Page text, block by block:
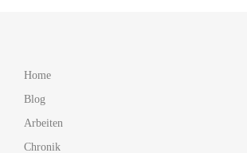
Home
Blog
Arbeiten
Chronik